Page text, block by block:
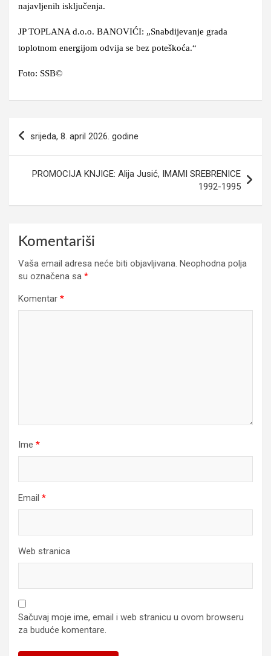
najavljenih isključenja.
JP TOPLANA d.o.o. BANOVIĆI: „Snabdijevanje grada
toplotnom energijom odvija se bez poteškoća.“
Foto: SSB©
članaka
srijeda, 8. april 2026. godine
PROMOCIJA KNJIGE: Alija Jusić, IMAMI SREBRENICE
1992-1995
Komentariši
Vaša email adresa neće biti objavljivana. Neophodna polja
su označena sa *
Komentar *
Ime *
Email *
Web stranica
Sačuvaj moje ime, email i web stranicu u ovom browseru
za buduće komentare.